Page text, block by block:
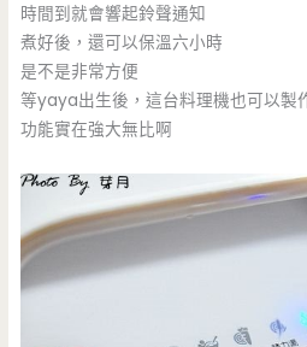
時間到就會響起鈴聲通知
煮好後，還可以保溫六小時
是不是非常方便
等yaya出生後，這台料理機也可以製
功能實在強大無比啊